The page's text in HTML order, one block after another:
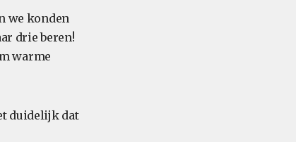
we konden
drie beren!
warme
duidelijk dat